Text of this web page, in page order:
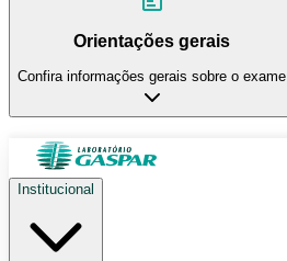
Orientações gerais
Confira informações gerais sobre o exame
Institucional